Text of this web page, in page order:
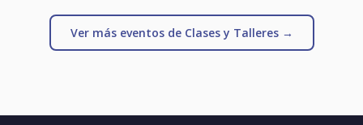
Ver más eventos de Clases y Talleres →